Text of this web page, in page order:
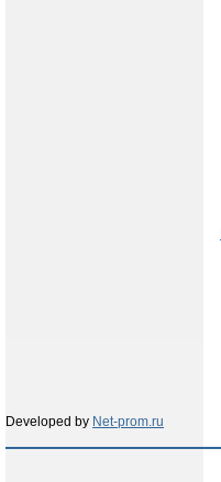
Developed by Net-prom.ru